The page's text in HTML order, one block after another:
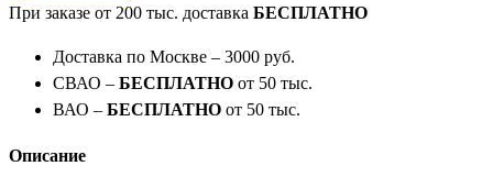
При заказе от 200 тыс. доставка БЕСПЛАТНО
Доставка по Москве – 3000 руб.
СВАО – БЕСПЛАТНО от 50 тыс.
ВАО – БЕСПЛАТНО от 50 тыс.
Описание